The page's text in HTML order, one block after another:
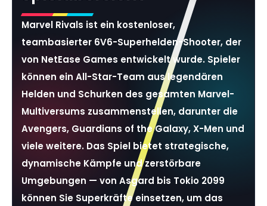
Marvel Rivals ist ein kostenloser,
teambasierter 6V6-Superhelden-Shooter, der
von NetEase Games entwickelt wurde. Spieler
können ein All-Star-Team aus legendären
Helden und Schurken des gesamten Marvel-
Multiversums zusammenstellen, darunter die
Avengers, Guardians of the Galaxy, X-Men und
viele weitere. Das Spiel bietet strategische,
dynamische Kämpfe und zerstörbare
Umgebungen — von Asgard bis Tokio 2099
können Sie Superkräfte einsetzen, um das